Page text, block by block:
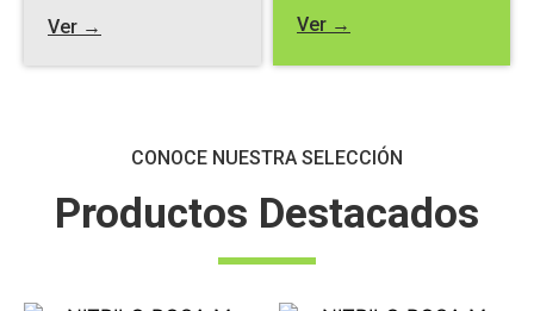
Ver → Ver →
CONOCE NUESTRA SELECCIÓN
Productos Destacados